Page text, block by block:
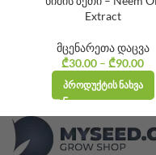
Extract
მცენარეთა დაცვა
₾30.00 – ₾90.00
ᲞᲠᲝᲓᲣᲥᲢᲘᲡ ᲜᲐᲮᲕᲐ